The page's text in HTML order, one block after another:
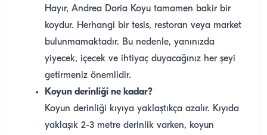
Hayır, Andrea Doria Koyu tamamen bakir bir
koydur. Herhangi bir tesis, restoran veya market
bulunmamaktadır. Bu nedenle, yanınızda
yiyecek, içecek ve ihtiyaç duyacağınız her şeyi
getirmeniz önemlidir.
Koyun derinliği ne kadar?
Koyun derinliği kıyıya yaklaştıkça azalır. Kıyıda
yaklaşık 2-3 metre derinlik varken, koyun